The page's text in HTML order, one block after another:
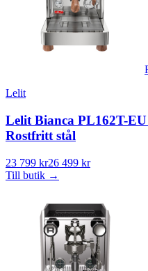
Lelit
Lelit Bianca PL162T-
Rostfritt stål
23 799 kr26 499 kr
Till butik →